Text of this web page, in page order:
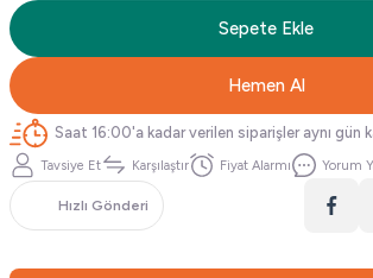
Sepete Ekle
Hemen Al
Saat 16:00'a kadar verilen siparişler aynı gün
Tavsiye Et Karşılaştır Fiyat Alarmı Yorum
Hızlı Gönderi